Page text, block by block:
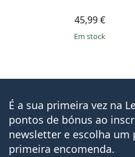
45,99 €
em stock
É a sua primeira vez na
pontos de bónus ao
newsletter e escolha um
primeira encomenda.